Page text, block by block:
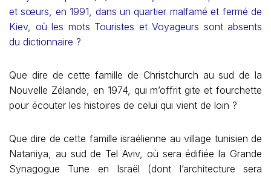
et sœurs, en 1991, dans un quartier malfamé et fermé de
Kiev, où les mots Touristes et Voyageurs sont absents
du dictionnaire ?
Que dire de cette famille de Christchurch au sud de la
Nouvelle Zélande, en 1974, qui m’offrit gite et fourchette
pour écouter les histoires de celui qui vient de loin ?
Que dire de cette famille israélienne au village tunisien de
Nataniya, au sud de Tel Aviv, où sera édifiée la Grande
Synagogue Tune en Israël (dont l’architecture sera